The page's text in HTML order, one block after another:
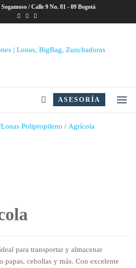
/ Calle 9 No. 81 - 09 Bogotá
ASESORÍA
Lonas Polipropileno / Agrícola
para transportar y almacenar
papas, cebollas y más. Con excelente